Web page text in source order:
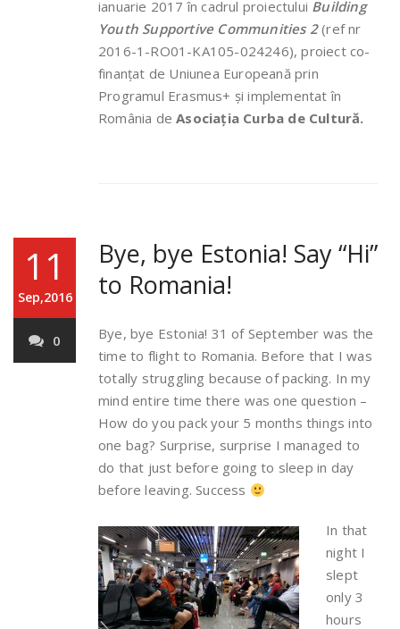
ianuarie 2017 în cadrul proiectului Building
Youth Supportive Communities 2(ref nr
2016-1-RO01-KA105-024246), proiect co-
finanțat de Uniunea Europeană prin
Programul Erasmus+ și implementat în
România deAsociația Curba de Cultură.
11
Sep,2016
0
Bye, bye Estonia! Say “Hi”
to Romania!
Bye, bye Estonia! 31 of September was the
time to flight to Romania. Before that I was
totally struggling because of packing. In my
mind entire time there was one question –
How do you pack your 5 months things into
one bag? Surprise, surprise I managed to
do that just before going to sleep in day
before leaving. Success
In that
night I
slept
only 3
hours